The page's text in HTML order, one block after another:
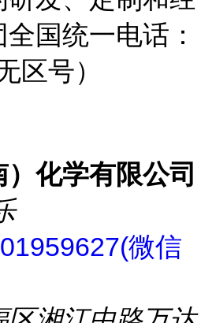
国统一电话：
区号）
化学有限公司
微信